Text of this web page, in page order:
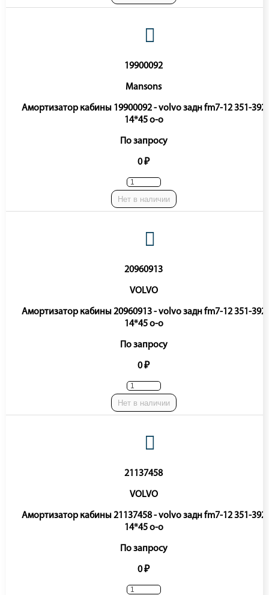
19900092
Mansons
Амортизатор кабины 19900092 - volvo задн fm7-12 351-392
14*45 o-o
По запросу
0 ₽
Нет в наличии
20960913
VOLVO
Амортизатор кабины 20960913 - volvo задн fm7-12 351-392
14*45 o-o
По запросу
0 ₽
Нет в наличии
21137458
VOLVO
Амортизатор кабины 21137458 - volvo задн fm7-12 351-392
14*45 o-o
По запросу
0 ₽